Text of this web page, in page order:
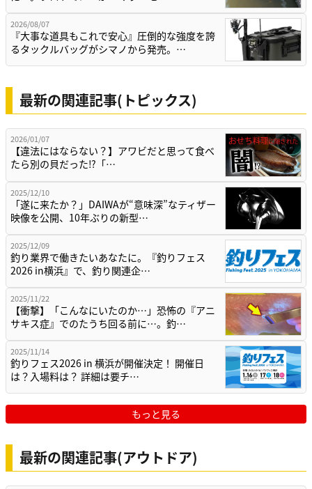
2026/08/07
『大事な道具もこれで安心』圧倒的な強度を誇
るタックルバッグがシマノから発売。…
最新の関連記事(トピックス)
2026/01/07
【違法にはならない？】アワビだと思って食べ
たら別の貝だった⁉「…
2025/12/10
「遂に来たか？」DAIWAが“意味深”なティザー
映像を公開、10年ぶりの新型…
2025/12/09
釣り業界で働きたいあなたに。『釣りフェス
2026 in横浜』で、釣り関連企…
2025/11/22
【衝撃】「こんなにいたのか…」恐怖の『アニ
サキス症』でのたうち回る前に…。釣…
2025/11/14
釣りフェス2026 in 横浜が開催決定！ 開催日
は？入場料は？ 詳細は要チ…
もっと見る
最新の関連記事(アウトドア)